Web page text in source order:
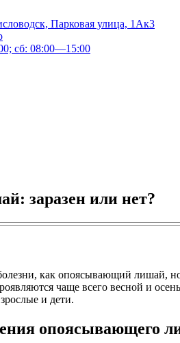
Парковая улица, 1Ак3
сб: 08:00—15:00
заразен или нет?
как опоясывающий лишай, но
чаще всего весной и
и дети.
опоясывающего